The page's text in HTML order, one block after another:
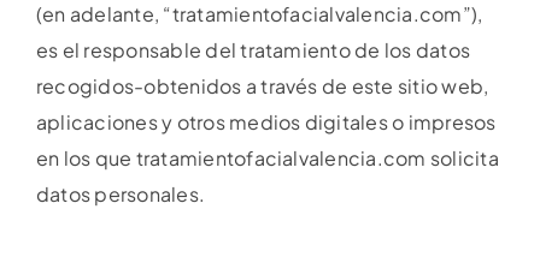
(en adelante, “tratamientofacialvalencia.com”),
es el responsable del tratamiento de los datos
recogidos-obtenidos a través de este sitio web,
aplicaciones y otros medios digitales o impresos
en los que tratamientofacialvalencia.com solicita
datos personales.